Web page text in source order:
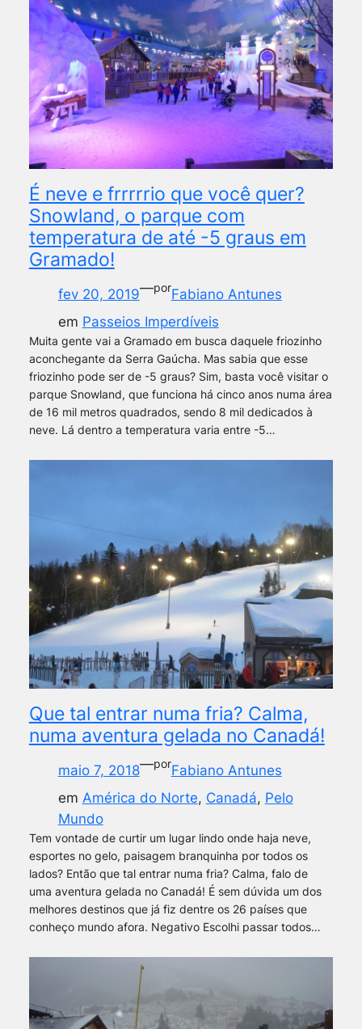
É neve e frrrrrio que você quer?
Snowland, o parque com
temperatura de até -5 graus em
Gramado!
fev 20, 2019—porFabiano Antunes
em Passeios Imperdíveis
Muita gente vai a Gramado em busca daquele friozinho
aconchegante da Serra Gaúcha. Mas sabia que esse
friozinho pode ser de -5 graus? Sim, basta você visitar o
parque Snowland, que funciona há cinco anos numa área
de 16 mil metros quadrados, sendo 8 mil dedicados à
neve. Lá dentro a temperatura varia entre -5…
Que tal entrar numa fria? Calma,
numa aventura gelada no Canadá!
maio 7, 2018—porFabiano Antunes
em América do Norte, Canadá, Pelo
Mundo
Tem vontade de curtir um lugar lindo onde haja neve,
esportes no gelo, paisagem branquinha por todos os
lados? Então que tal entrar numa fria? Calma, falo de
uma aventura gelada no Canadá! É sem dúvida um dos
melhores destinos que já fiz dentre os 26 países que
conheço mundo afora. Negativo Escolhi passar todos…